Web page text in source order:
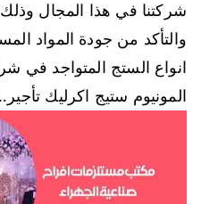
شركتنا في هذا المجال وذلك
والتأكد من جودة المواد
انواع الستج المتواجد في
المونيوم ستيج اكرليك